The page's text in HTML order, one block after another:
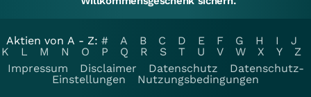
Aktien von A - Z: # A B C D E F G H I
J
K
L M N O P Q R S T U V W X Y
Z
Impressum
Disclaimer Datenschutz
Datenschutz-
Einstellungen
Nutzungsbedingungen